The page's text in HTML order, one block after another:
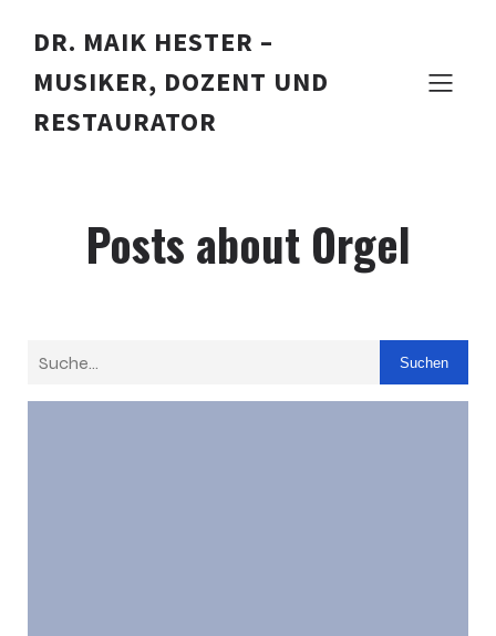
DR. MAIK HESTER –
MUSIKER, DOZENT UND
RESTAURATOR
Posts about Orgel
Suchen